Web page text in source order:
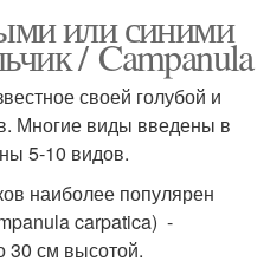
или синими
/ Campanula
своей голубой и
Многие виды введены в
5-10 видов.
наиболее популярен
carpatica) -
30 см высотой.